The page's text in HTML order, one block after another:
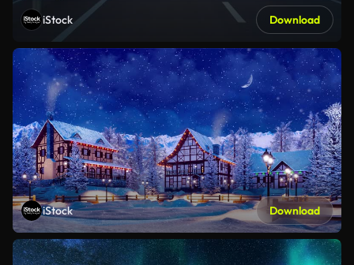
iStock Download
iStock Download